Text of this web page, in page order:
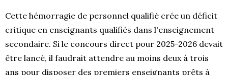
Cette hémorragie de personnel qualifié crée un déficit
critique en enseignants qualifiés dans l'enseignement
secondaire. Si le concours direct pour 2025-2026 devait
être lancé, il faudrait attendre au moins deux à trois
ans pour disposer des premiers enseignants prêts à